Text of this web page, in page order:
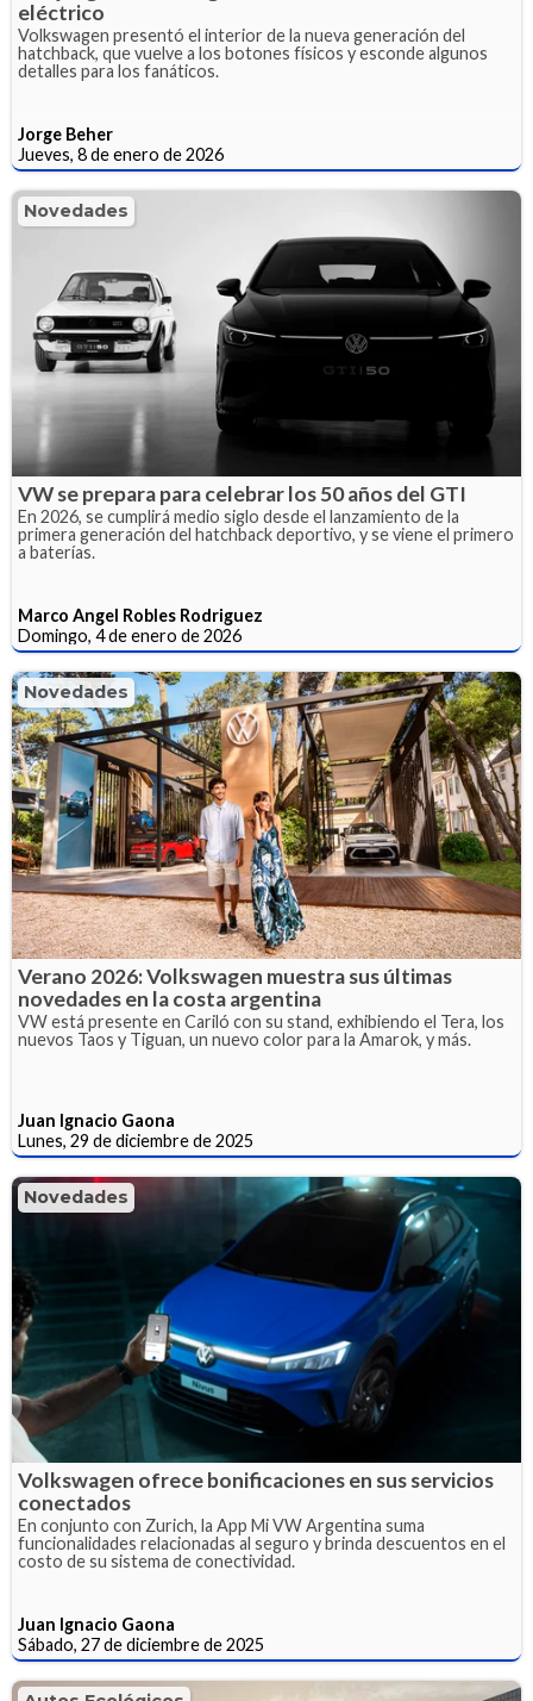
eléctrico
Volkswagen presentó el interior de la nueva generación del
hatchback, que vuelve a los botones físicos y esconde algunos
detalles para los fanáticos.
Jorge Beher
Jueves, 8 de enero de 2026
Novedades
VW se prepara para celebrar los 50 años del GTI
En 2026, se cumplirá medio siglo desde el lanzamiento de la
primera generación del hatchback deportivo, y se viene el primero
a baterías.
Marco Angel Robles Rodriguez
Domingo, 4 de enero de 2026
Novedades
Verano 2026: Volkswagen muestra sus últimas
novedades en la costa argentina
VW está presente en Cariló con su stand, exhibiendo el Tera, los
nuevos Taos y Tiguan, un nuevo color para la Amarok, y más.
Juan Ignacio Gaona
Lunes, 29 de diciembre de 2025
Novedades
Volkswagen ofrece bonificaciones en sus servicios
conectados
En conjunto con Zurich, la App Mi VW Argentina suma
funcionalidades relacionadas al seguro y brinda descuentos en el
costo de su sistema de conectividad.
Juan Ignacio Gaona
Sábado, 27 de diciembre de 2025